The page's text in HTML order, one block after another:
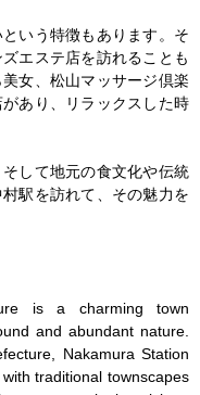
いう特徴もあります。そ
エステ店を訪れることも
女、松山マッサージ倶楽
あり、リラックスした時
して地元の食文化や伝統
駅を訪れて、その魅力を
is a charming town
and abundant nature.
Nakamura Station
traditional townscapes